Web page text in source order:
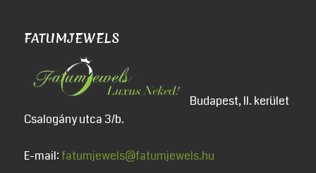
FATUMJEWELS
Budapest, II. kerület
Csalogány utca 3/b.
E-mail: fatumjewels@fatumjewels.hu